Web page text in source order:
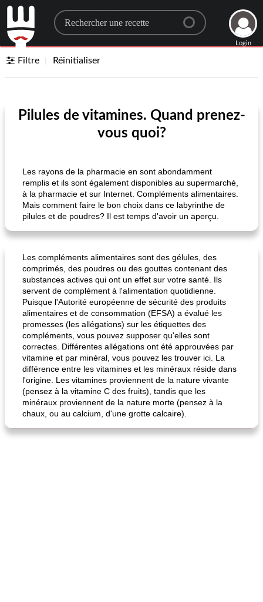
Search for a recipe
Login
Filtre Réinitialiser
Pilules de vitamines. Quand prenez-
vous quoi?
Les rayons de la pharmacie en sont abondamment
remplis et ils sont également disponibles au supermarché,
à la pharmacie et sur Internet. Compléments alimentaires.
Mais comment faire le bon choix dans ce labyrinthe de
pilules et de poudres? Il est temps d'avoir un aperçu.
Les compléments alimentaires sont des gélules, des
comprimés, des poudres ou des gouttes contenant des
substances actives qui ont un effet sur votre santé. Ils
servent de complément à l'alimentation quotidienne.
Puisque l'Autorité européenne de sécurité des produits
alimentaires et de consommation (EFSA) a évalué les
promesses (les allégations) sur les étiquettes des
compléments, vous pouvez supposer qu'elles sont
correctes. Différentes allégations ont été approuvées par
vitamine et par minéral, vous pouvez les trouver ici. La
différence entre les vitamines et les minéraux réside dans
l'origine. Les vitamines proviennent de la nature vivante
(pensez à la vitamine C des fruits), tandis que les
minéraux proviennent de la nature morte (pensez à la
chaux, ou au calcium, d'une grotte calcaire).